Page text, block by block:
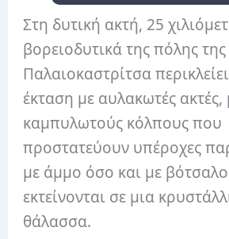
Στη δυτική ακτή, 25
βορειοδυτικά της πόλης της
Παλαιοκαστρίτσα
έκταση με αυλακωτές ακτές,
καμπυλωτούς κόλπους που
προστατεύουν υπέροχες
με άμμο όσο και με
εκτείνονται σε μια
θάλασσα.